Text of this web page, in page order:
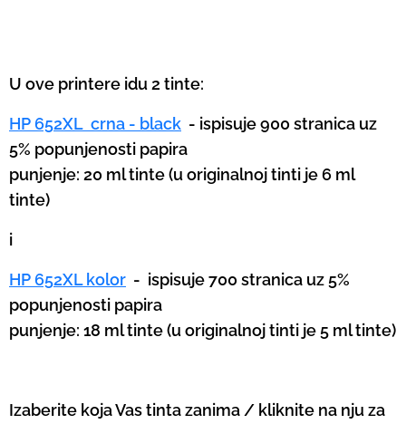
U ove printere idu 2 tinte:
HP 652XL crna - black - ispisuje 900 stranica uz
5% popunjenosti papira
punjenje: 20 ml tinte (u originalnoj tinti je 6 ml
tinte)
i
HP 652XL kolor - ispisuje 700 stranica uz 5%
popunjenosti papira
punjenje: 18 ml tinte (u originalnoj tinti je 5 ml tinte)
Izaberite koja Vas tinta zanima / kliknite na nju za